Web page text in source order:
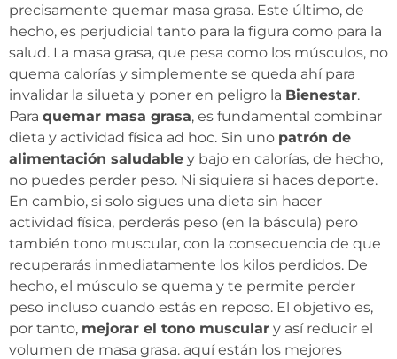
precisamente quemar masa grasa. Este último, de
hecho, es perjudicial tanto para la figura como para la
salud. La masa grasa, que pesa como los músculos, no
quema calorías y simplemente se queda ahí para
invalidar la silueta y poner en peligro la Bienestar.
Para quemar masa grasa, es fundamental combinar
dieta y actividad física ad hoc. Sin uno patrón de
alimentación saludable y bajo en calorías, de hecho,
no puedes perder peso. Ni siquiera si haces deporte.
En cambio, si solo sigues una dieta sin hacer
actividad física, perderás peso (en la báscula) pero
también tono muscular, con la consecuencia de que
recuperarás inmediatamente los kilos perdidos. De
hecho, el músculo se quema y te permite perder
peso incluso cuando estás en reposo. El objetivo es,
por tanto, mejorar el tono muscular y así reducir el
volumen de masa grasa. aquí están los mejores